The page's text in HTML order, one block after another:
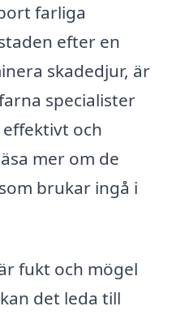
farliga
efter en
skadedjur, är
specialister
och
mer om de
brukar ingå i
fukt och mögel
det leda till